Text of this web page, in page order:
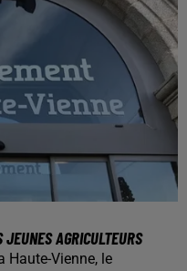
AGRICULTEURS
Haute-Vienne, le